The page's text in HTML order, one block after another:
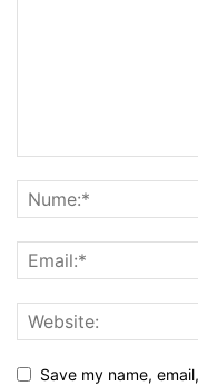
Save my name,